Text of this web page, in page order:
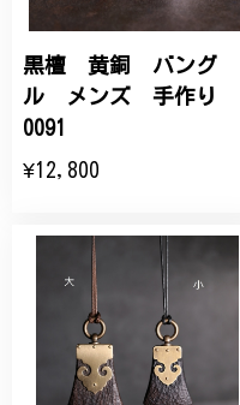
黒檀 黄銅 バング
ル メンズ 手作り
0091
¥12,800